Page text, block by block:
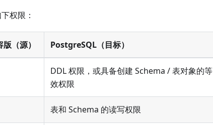
权限：
（源） PostgreSQL（目标）
DDL 权限，或具备创建 Schema / 表对象的等
效权限
表和 Schema 的读写权限